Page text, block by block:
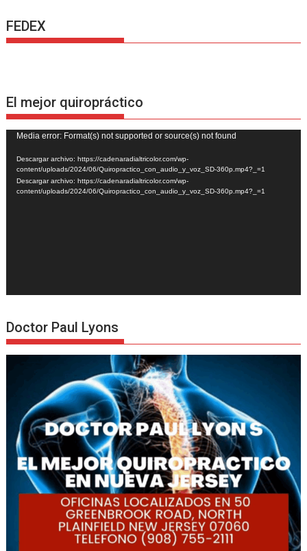
FEDEX
El mejor quiropráctico
Reproductor
de
vídeo
Media error: Format(s) not supported or source(s) not found
Descargar archivo: https://cadenaradialtricolor.com/wp-
content/uploads/2024/06/Quiropractico_con_audio_y_voz_SD-360p.mp4?_=1
Descargar archivo: https://cadenaradialtricolor.com/wp-
content/uploads/2024/06/Quiropractico_con_audio_y_voz_SD-360p.mp4?_=1
Doctor Paul Lyons